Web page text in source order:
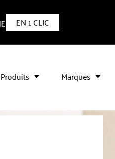
EN 1 CLIC
Produits Marques